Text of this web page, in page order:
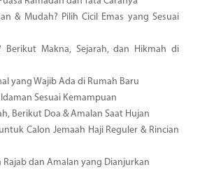
& Mudah? Pilih Cicil Emas yang Sesuai
Berikut Makna, Sejarah, dan Hikmah di
yang Wajib Ada di Rumah Baru
Sesuai Kemampuan
Berikut Doa & Amalan Saat Hujan
Calon Jemaah Haji Reguler & Rincian
Rajab dan Amalan yang Dianjurkan